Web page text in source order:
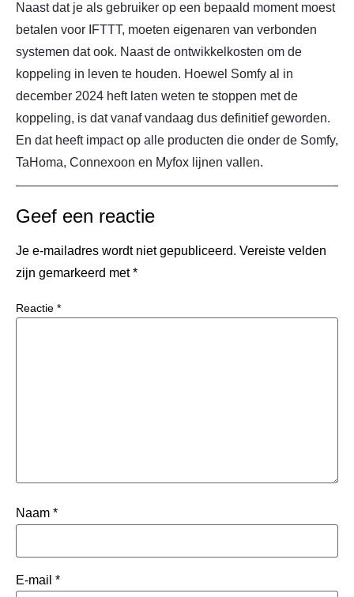
Naast dat je als gebruiker op een bepaald moment moest
betalen voor IFTTT, moeten eigenaren van verbonden
systemen dat ook. Naast de ontwikkelkosten om de
koppeling in leven te houden. Hoewel Somfy al in
december 2024 heft laten weten te stoppen met de
koppeling, is dat vanaf vandaag dus definitief geworden.
En dat heeft impact op alle producten die onder de Somfy,
TaHoma, Connexoon en Myfox lijnen vallen.
Geef een reactie
Je e-mailadres wordt niet gepubliceerd. Vereiste velden
zijn gemarkeerd met*
Reactie *
Naam *
E-mail *